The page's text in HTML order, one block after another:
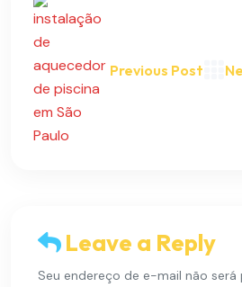
Previous Post
Leave a Reply
Seu endereço de e-mail não será